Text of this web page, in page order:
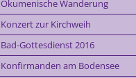
Ökumenische Wanderung
Konzert zur Kirchweih
Bad-Gottesdienst 2016
Konfirmanden am Bodensee